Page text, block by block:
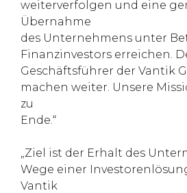
weiterverfolgen und eine
Übernahme
des Unternehmens unter
Finanzinvestors erreichen.
Geschäftsführer der Vantik
machen weiter. Unsere
zu
Ende.“
„Ziel ist der Erhalt des
Wege einer
Vantik